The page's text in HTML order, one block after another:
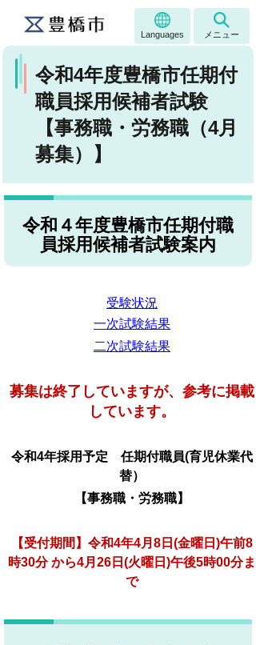
Languages メニュー
令和4年度豊橋市任期付
職員採用候補者試験
【事務職・労務職（4月
募集）】
令和４年度豊橋市任期付職
員採用候補者試験案内
受験状況
一次試験結果
二次試験結果
募集は終了していますが、参考に掲載
しています。
令和4年採用予定 任期付職員(育児休業代
替）
【事務職・労務職】
【受付期間】令和4年4月8日(金曜日)午前8
時30分 から4月26日(火曜日)午後5時00分ま
で